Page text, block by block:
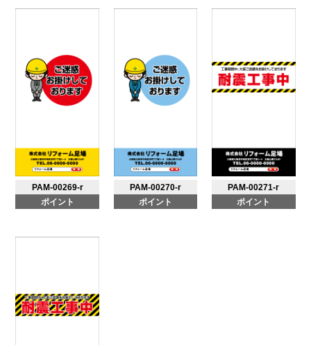
PAM-00269-r
ポイント
PAM-00270-r
ポイント
PAM-00271-r
ポイント